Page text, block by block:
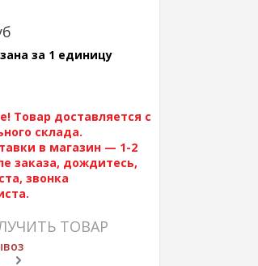
за 1 единицу
Товар доставляется с
склада.
в магазин — 1-2
заказа, дождитесь,
звонка
ТОВАР